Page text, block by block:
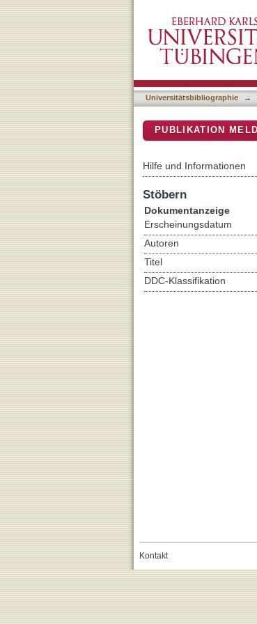
Universitätsbibliographie →
PUBLIKATION
Hilfe und Informationen
Stöbern
Dokumentanzeige
Erscheinungsdatum
Autoren
Titel
DDC-Klassifikation
Kontakt